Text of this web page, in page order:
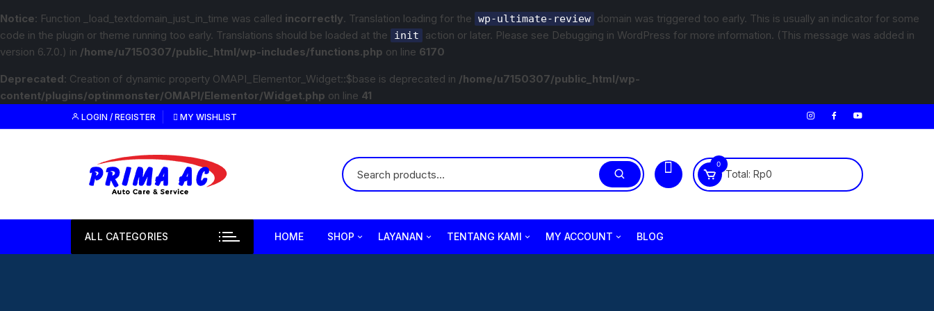
Notice: Function _load_textdomain_just_in_time was called incorrectly. Translation loading for the wp-ultimate-review domain was triggered too early. This is usually an indicator for some
code in the plugin or theme running too early. Translations should be loaded at the
init action or later. Please see Debugging in WordPress for more information. (This message was added in
version 6.7.0.) in /home/u7150307/public_html/wp-includes/functions.php on line 6170
Deprecated: Creation of dynamic property OMAPI_Elementor_Widget::$base is deprecated in /home/u7150307/public_html/wp-
content/plugins/optinmonster/OMAPI/Elementor/Widget.php on line 41
LOGIN / REGISTER MY WISHLIST
0
Total: Rp0
ALL CATEGORIES HOME SHOP LAYANAN TENTANG KAMI MY ACCOUNT BLOG